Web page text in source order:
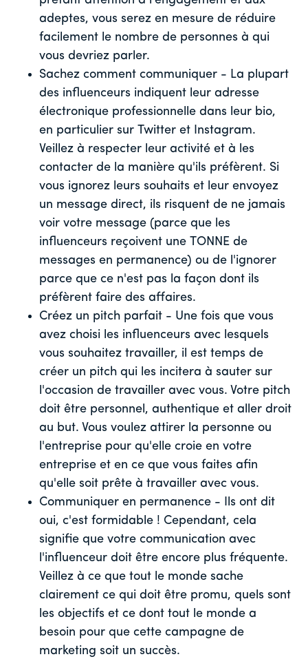
adeptes, vous serez en mesure de réduire
facilement le nombre de personnes à qui
vous devriez parler.
Sachez comment communiquer - La plupart
des influenceurs indiquent leur adresse
électronique professionnelle dans leur bio,
en particulier sur Twitter et Instagram.
Veillez à respecter leur activité et à les
contacter de la manière qu'ils préfèrent. Si
vous ignorez leurs souhaits et leur envoyez
un message direct, ils risquent de ne jamais
voir votre message (parce que les
influenceurs reçoivent une TONNE de
messages en permanence) ou de l'ignorer
parce que ce n'est pas la façon dont ils
préfèrent faire des affaires.
Créez un pitch parfait - Une fois que vous
avez choisi les influenceurs avec lesquels
vous souhaitez travailler, il est temps de
créer un pitch qui les incitera à sauter sur
l'occasion de travailler avec vous. Votre pitch
doit être personnel, authentique et aller droit
au but. Vous voulez attirer la personne ou
l'entreprise pour qu'elle croie en votre
entreprise et en ce que vous faites afin
qu'elle soit prête à travailler avec vous.
Communiquer en permanence - Ils ont dit
oui, c'est formidable ! Cependant, cela
signifie que votre communication avec
l'influenceur doit être encore plus fréquente.
Veillez à ce que tout le monde sache
clairement ce qui doit être promu, quels sont
les objectifs et ce dont tout le monde a
besoin pour que cette campagne de
marketing soit un succès.